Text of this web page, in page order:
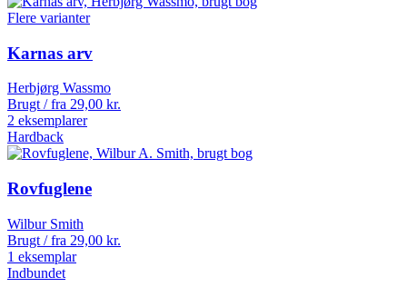
Flere varianter
Karnas arv
Herbjørg Wassmo
Brugt / fra 29,00 kr.
2 eksemplarer
Hardback
Rovfuglene
Wilbur Smith
Brugt / fra 29,00 kr.
1 eksemplar
Indbundet